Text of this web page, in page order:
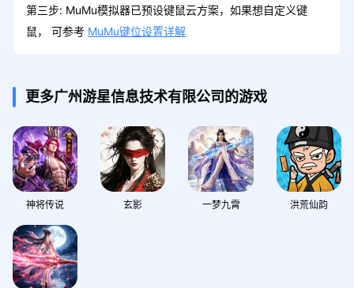
第三步: MuMu模拟器已预设键鼠云方案，如果想自定义键
鼠， 可参考 MuMu键位设置详解
更多广州游星信息技术有限公司的游戏
神将传说 玄影 一梦九霄 洪荒仙韵